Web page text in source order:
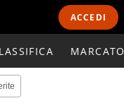
ACCEDI